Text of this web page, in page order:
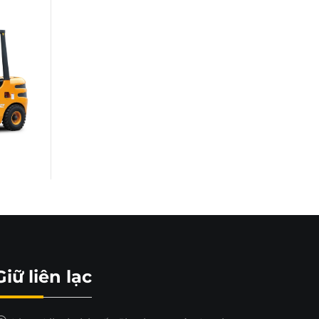
liên lạc